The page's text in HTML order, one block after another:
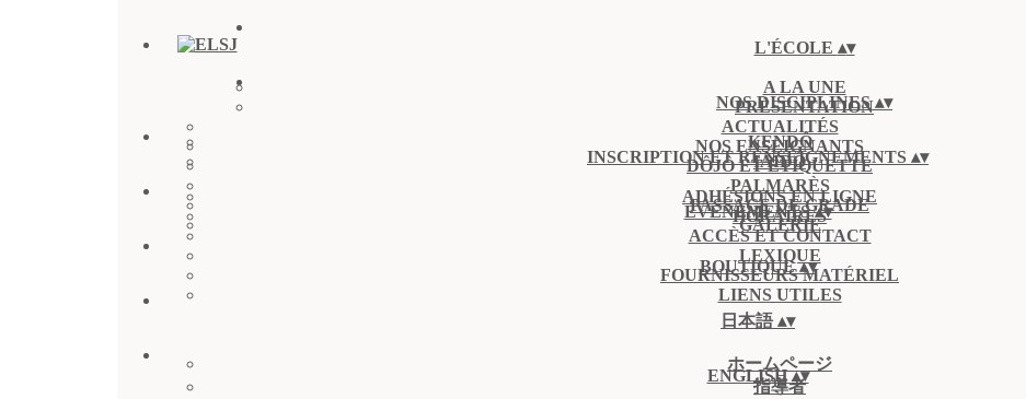
L'ÉCOLE ▴▾
A LA UNE
PRÉSENTATION
ACTUALITÉS
NOS ENSEIGNANTS
DÔJÔ ET ÉTIQUETTE
PALMARÈS
PASSAGE DE GRADE
GALERIE
NOS DISCIPLINES▴▾
KENDÔ
IAÏDÔ
INSCRIPTION ET RENSEIGNEMENTS ▴▾
ADHÉSIONS EN LIGNE
HORAIRES
ACCÈS ET CONTACT
LEXIQUE
FOURNISSEURS MATÉRIEL
LIENS UTILES
ÉVÈNEMENTS▴▾
BOUTIQUE▴▾
日本語▴▾
ホームページ
指導者
ENGLISH▴▾